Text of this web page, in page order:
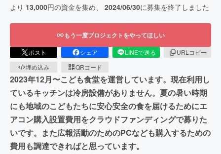
より 13,000円の資金を集め、 2024/06/30に募集を終了しました
もう一度プロジェクトをやってほしい
ポスト シェア LINEで送る
URLコピー
埋め込み
QRコード
2023年12月〜こども食堂を運営しています。現在利用し
ているキッチンは冷房設備がありません。夏の暑い時期
にも地域のこどもたちに安心安全の食を届けるためにエ
アコン購入設置費用をクラウドファンディングで募りた
いです。また広報活動のためのPCなども購入するための
費用も調達できればと思っています。